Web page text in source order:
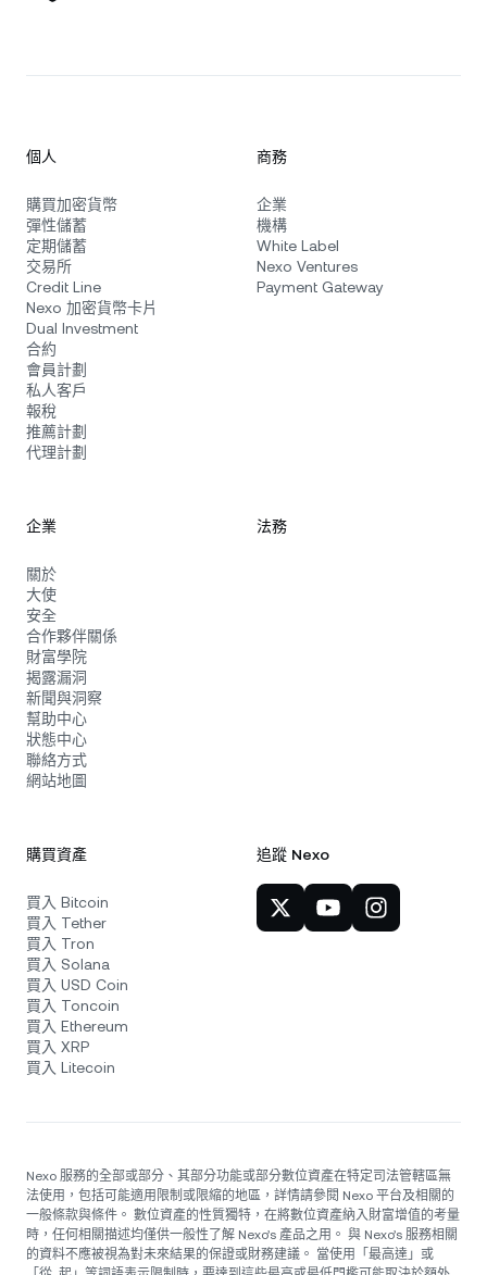
個人
購買加密貨幣
彈性儲蓄
定期儲蓄
交易所
Credit Line
Nexo 加密貨幣卡片
Dual Investment
合約
會員計劃
私人客戶
報稅
推薦計劃
代理計劃
商務
企業
機構
White Label
Nexo Ventures
Payment Gateway
企業
關於
大使
安全
合作夥伴關係
財富學院
揭露漏洞
新聞與洞察
幫助中心
狀態中心
聯絡方式
網站地圖
法務
購買資產
買入 Bitcoin
買入 Tether
買入 Tron
買入 Solana
買入 USD Coin
買入 Toncoin
買入 Ethereum
買入 XRP
買入 Litecoin
追蹤 Nexo
Nexo 服務的全部或部分、其部分功能或部分數位資產在特定司法管轄區無
法使用，包括可能適用限制或限縮的地區，詳情請參閱 Nexo 平台及相關的
一般條款與條件。 數位資產的性質獨特，在將數位資產納入財富增值的考量
時，任何相關描述均僅供一般性了解 Nexo’s 產品之用。 與 Nexo’s 服務相關
的資料不應被視為對未來結果的保證或財務建議。 當使用「最高達」或